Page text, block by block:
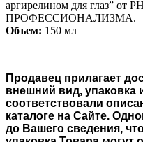
аргирелином для глаз” от
ПРОФЕССИОНАЛИЗМА.
Объем: 150 мл
Продавец прилагает
внешний вид, упаковка
соответствовали
каталоге на Сайте.
до Вашего сведения,